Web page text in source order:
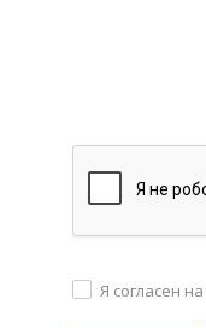
Я согласен на